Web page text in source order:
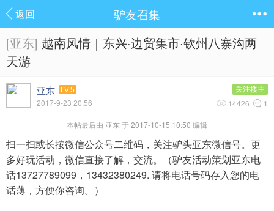
返回 驴友召集
[亚东] 越南风情｜东兴·边贸集市·钦州八寨沟两
天游
亚东 LV.5
2017-9-23 20:56
关注楼主
14426 1
本帖最后由 亚东 于 2017-10-15 10:50 编辑
扫一扫或长按微信公众号二维码，关注驴头亚东微信号。更
多好玩活动，微信直接了解，交流。（驴友活动策划亚东电
话13727789099，13432380249. 请将电话号码存入您的电
话薄，方便你咨询。）